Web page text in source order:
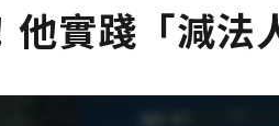
實踐「減法